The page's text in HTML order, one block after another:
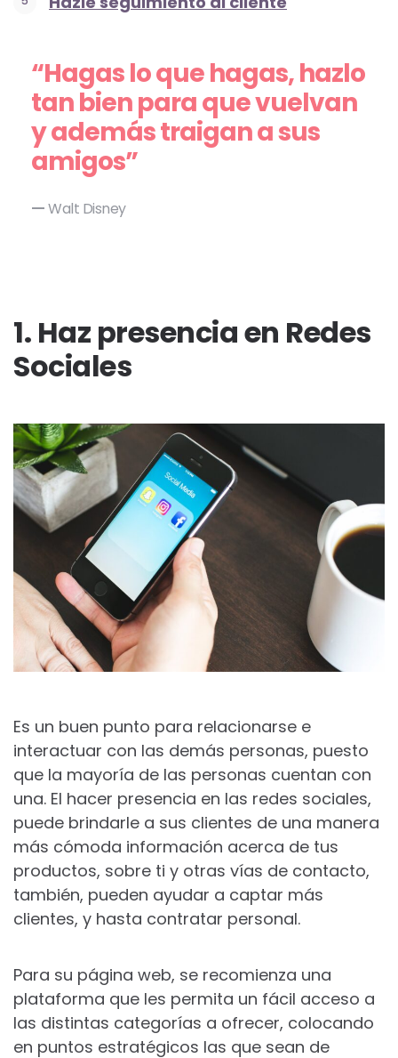
“Hagas lo que hagas, hazlo
tan bien para que vuelvan
y además traigan a sus
amigos”
Walt Disney
1. Haz presencia en Redes
Sociales
Es un buen punto para relacionarse e
interactuar con las demás personas, puesto
que la mayoría de las personas cuentan con
una. El hacer presencia en las redes sociales,
puede brindarle a sus clientes de una manera
más cómoda información acerca de tus
productos, sobre ti y otras vías de contacto,
también, pueden ayudar a captar más
clientes, y hasta contratar personal.
Para su página web, se recomienza una
plataforma que les permita un fácil acceso a
las distintas categorías a ofrecer, colocando
en puntos estratégicos las que sean de